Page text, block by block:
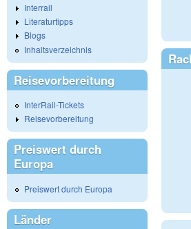
Interrail
Literaturtipps
Blogs
Inhaltsverzeichnis
Reisevorbereitung
InterRail-Tickets
Reisevorbereitung
Preiswert durch
Europa
Preiswert durch Europa
Länder